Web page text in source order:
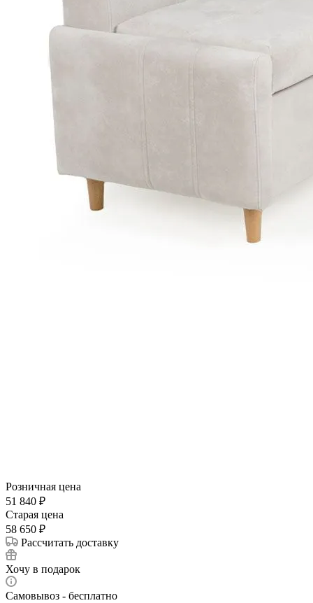
Розничная цена
51 840 ₽
Cтарая цена
58 650 ₽
Рассчитать доставку
Хочу в подарок
Самовывоз - бесплатно